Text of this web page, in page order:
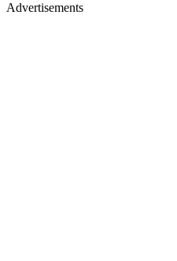
Advertisements